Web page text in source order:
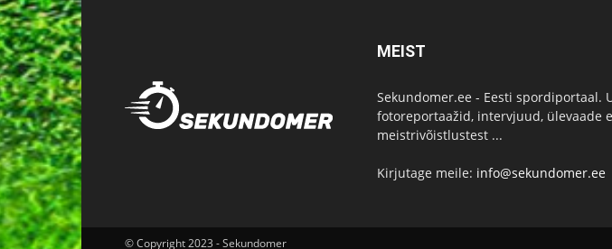
MEIST
Sekundomer.ee - Eesti spordiportaal.
fotoreportaažid, intervjuud, ülevaade
meistrivõistlustest ...
Kirjutage meile: info@sekundomer.ee
© Copyright 2023 - Sekundomer